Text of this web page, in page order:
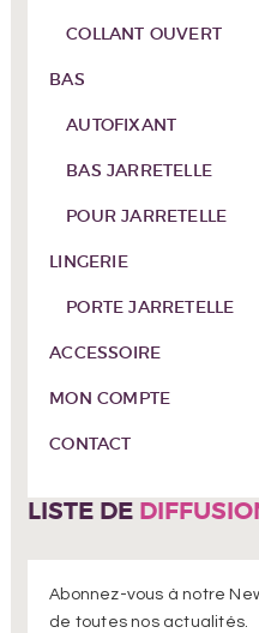
COLLANT OUVERT
BAS
AUTOFIXANT
BAS JARRETELLE
POUR JARRETELLE
LINGERIE
PORTE JARRETELLE
ACCESSOIRE
MON COMPTE
CONTACT
LISTE DE
Abonnez-vous à notre
de toutes nos actualités.